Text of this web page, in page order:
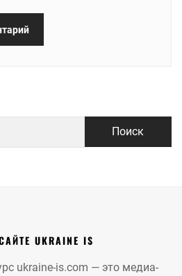
UKRAINE IS
ukraine-is.com — это медиа-